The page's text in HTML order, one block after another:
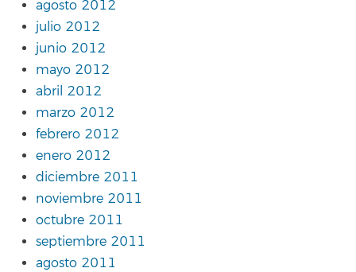
agosto 2012
julio 2012
junio 2012
mayo 2012
abril 2012
marzo 2012
febrero 2012
enero 2012
diciembre 2011
noviembre 2011
octubre 2011
septiembre 2011
agosto 2011